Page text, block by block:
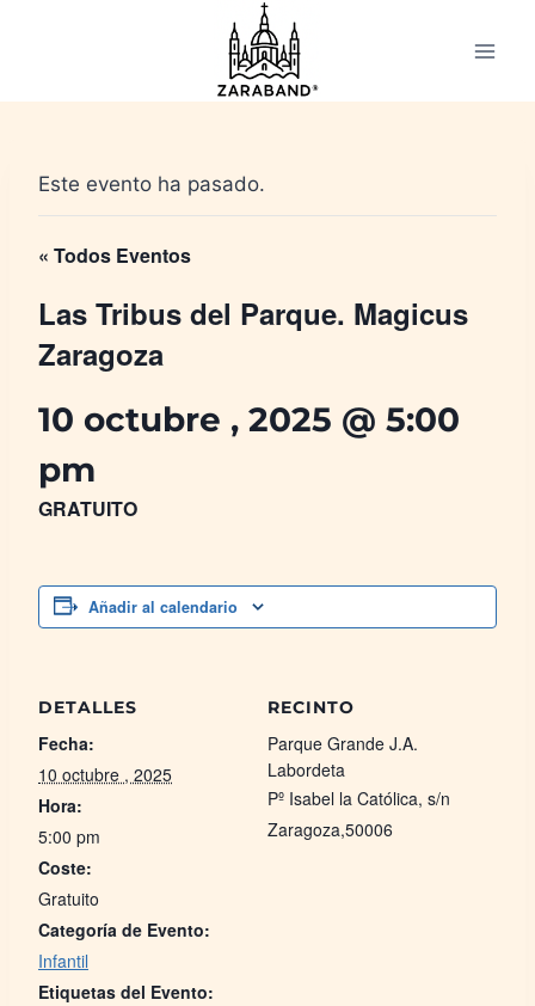
Este evento ha pasado.
« Todos Eventos
Las Tribus del Parque. Magicus
Zaragoza
10 octubre , 2025 @ 5:00
pm
GRATUITO
Añadir al calendario
DETALLES
Fecha:
10 octubre , 2025
Hora:
5:00 pm
Coste:
Gratuito
Categoría de Evento:
Infantil
Etiquetas del Evento:
RECINTO
Parque Grande J.A.
Labordeta
Pº Isabel la Católica, s/n
Zaragoza,50006